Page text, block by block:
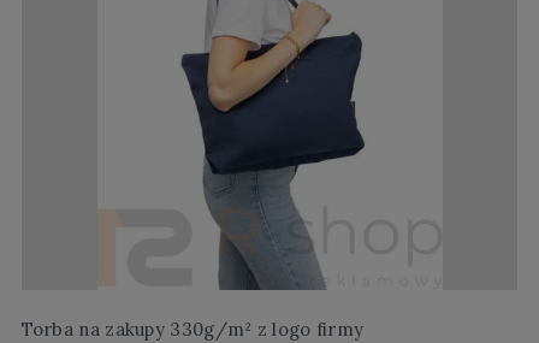
Torba na zakupy 330g/m² z logo firmy